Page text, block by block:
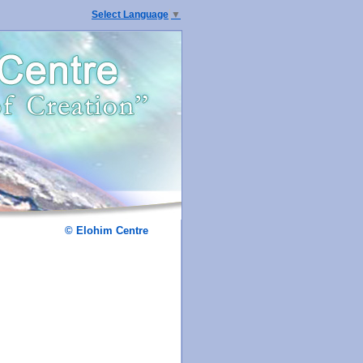
Select Language ▼
© Elohim Centre